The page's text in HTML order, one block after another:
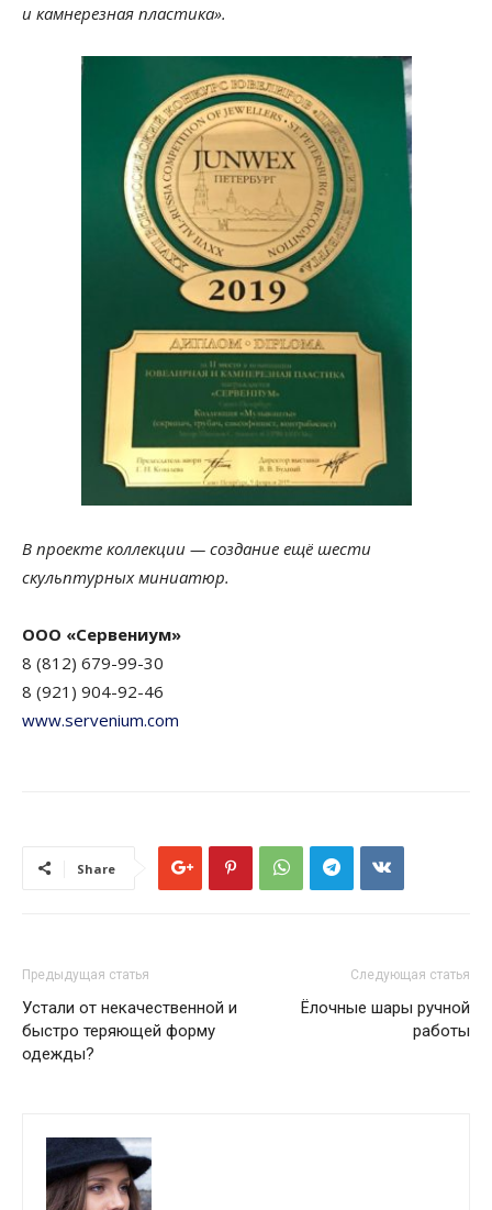
и камнерезная пластика».
В проекте коллекции — создание ещё шести
скульптурных миниатюр.
ООО «Сервениум»
8 (812) 679-99-30
8 (921) 904-92-46
www.servenium.com
Share
Предыдущая статья
Устали от некачественной и
быстро теряющей форму
одежды?
Следующая статья
Ёлочные шары ручной
работы